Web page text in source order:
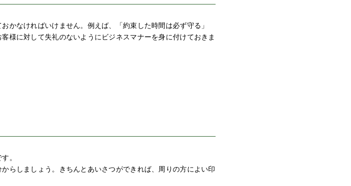
かなければいけません。例えば、「約束した時間は必ず守る」
様に対して失礼のないようにビジネスマナーを身に付けておきま
。
らしましょう。きちんとあいさつができれば、周りの方によい印